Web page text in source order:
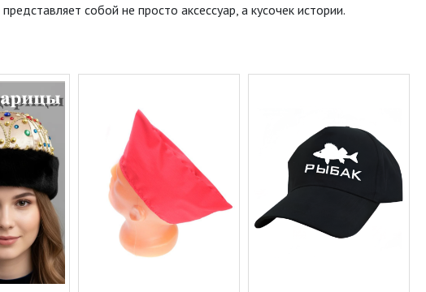
собой не просто аксессуар, а кусочек истории.